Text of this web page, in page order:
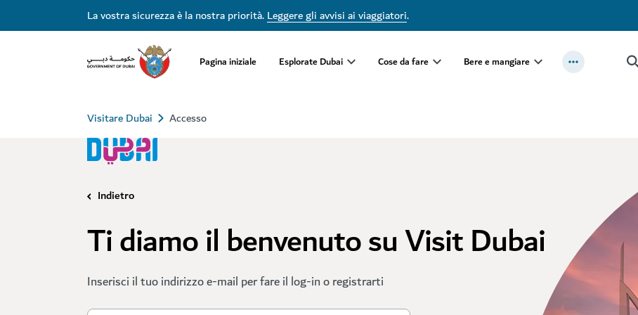
La vostra sicurezza è la nostra priorità.Leggere gli avvisi ai viaggiatori.
Pagina iniziale Esplorate Dubai Cose da fare Bere e mangiare
Visitare Dubai Accesso
Indietro
Ti diamo il benvenuto su Visit Dubai
Inserisci il tuo indirizzo e-mail per fare il log-in o registrarti